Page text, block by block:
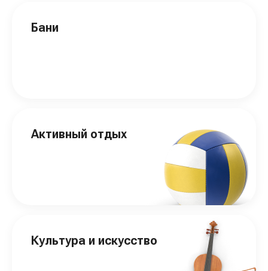
Бани
Активный отдых
Культура и искусство